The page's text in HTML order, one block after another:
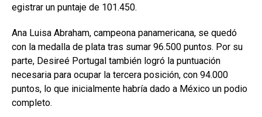
egistrar un puntaje de 101.450.
Ana Luisa Abraham, campeona panamericana, se quedó
con la medalla de plata tras sumar 96.500 puntos. Por su
parte, Desireé Portugal también logró la puntuación
necesaria para ocupar la tercera posición, con 94.000
puntos, lo que inicialmente habría dado a México un podio
completo.